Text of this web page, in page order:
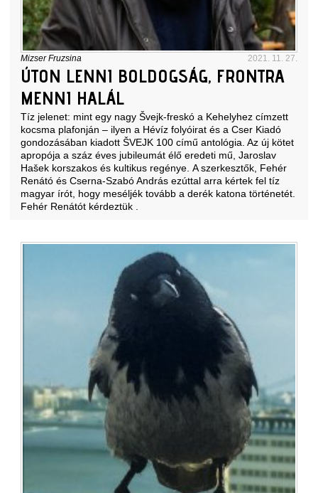
Mizser Fruzsina 2021. 11. 27.
ÚTON LENNI BOLDOGSÁG, FRONTRA
MENNI HALÁL
Tíz jelenet: mint egy nagy Švejk-freskó a Kehelyhez címzett
kocsma plafonján – ilyen a Hévíz folyóirat és a Cser Kiadó
gondozásában kiadott ŠVEJK 100 című antológia. Az új kötet
apropója a száz éves jubileumát élő eredeti mű, Jaroslav
Hašek korszakos és kultikus regénye. A szerkesztők, Fehér
Renátó és Cserna-Szabó András ezúttal arra kértek fel tíz
magyar írót, hogy meséljék tovább a derék katona történetét.
Fehér Renátót kérdeztük .